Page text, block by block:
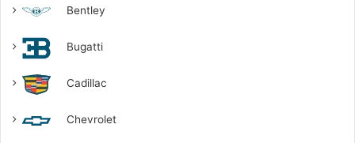
Bentley
Bugatti
Cadillac
Chevrolet